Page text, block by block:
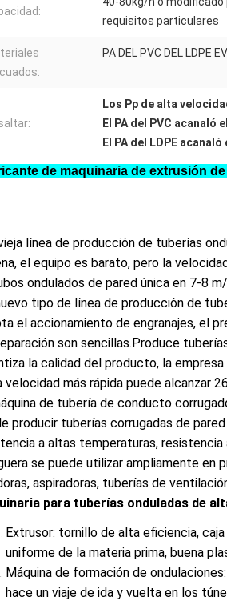
requisitos particulares
PA DEL PVC DEL LDPE
Los Pp de alta
El PA del PVC acanaló
El PA del LDPE
de maquinaria de extrusión
línea de producción de tuberías
el equipo es barato, pero la
ondulados de pared única en 7-8
tipo de línea de producción de
el accionamiento de engranajes, el
son sencillas.Produce
la calidad del producto, la
velocidad más rápida puede alcanzar
de tubería de conducto
producir tuberías corrugadas de
a altas temperaturas, resistencia
se puede utilizar ampliamente en
aspiradoras, tuberías de
para tuberías onduladas de
Extrusor: tornillo de alta eficiencia,
uniforme de la materia prima, buena
Máquina de formación de
hace un viaje de ida y vuelta en los